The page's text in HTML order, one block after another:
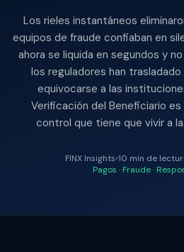
Los rieles instantáneos
equipos de fraude confiaban en
ahora se liquida en segundos y
los reguladores han
equivocarse a las
Verificación del Beneficiario es
control que tiene que vivir a
FINX Insights 10 min de
Pagos · Fraude ·